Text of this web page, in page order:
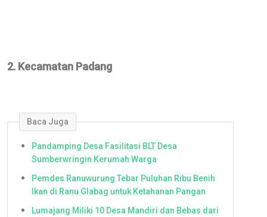
2. Kecamatan Padang
Baca Juga
Pandamping Desa Fasilitasi BLT Desa
Sumberwringin Kerumah Warga
Pemdes Ranuwurung Tebar Puluhan Ribu Benih
Ikan di Ranu Glabag untuk Ketahanan Pangan
Lumajang Miliki 10 Desa Mandiri dan Bebas dari